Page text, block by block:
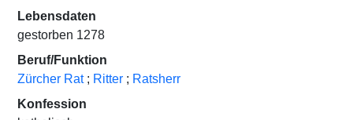
Lebensdaten
gestorben 1278
Beruf/Funktion
Zürcher Rat ; Ritter ; Ratsherr
Konfession